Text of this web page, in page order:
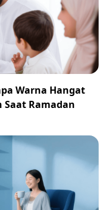
Warna Hangat
Ramadan